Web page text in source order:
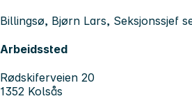
Billingsø, Bjørn Lars, Seksjonssjef
Arbeidssted
Rødskiferveien 20
1352 Kolsås